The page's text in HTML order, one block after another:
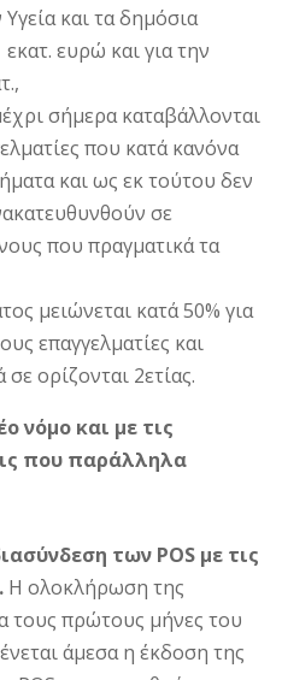
και τα δημόσια
ευρώ και για την
σήμερα καταβάλλονται
που κατά κανόνα
και ως εκ τούτου δεν
σε
που πραγματικά τα
μειώνεται κατά 50% για
επαγγελματίες και
σε ορίζονται 2ετίας.
νόμο και με τις
που παράλληλα
των POS με τις
Η ολοκλήρωση της
τους πρώτους μήνες του
άμεσα η έκδοση της